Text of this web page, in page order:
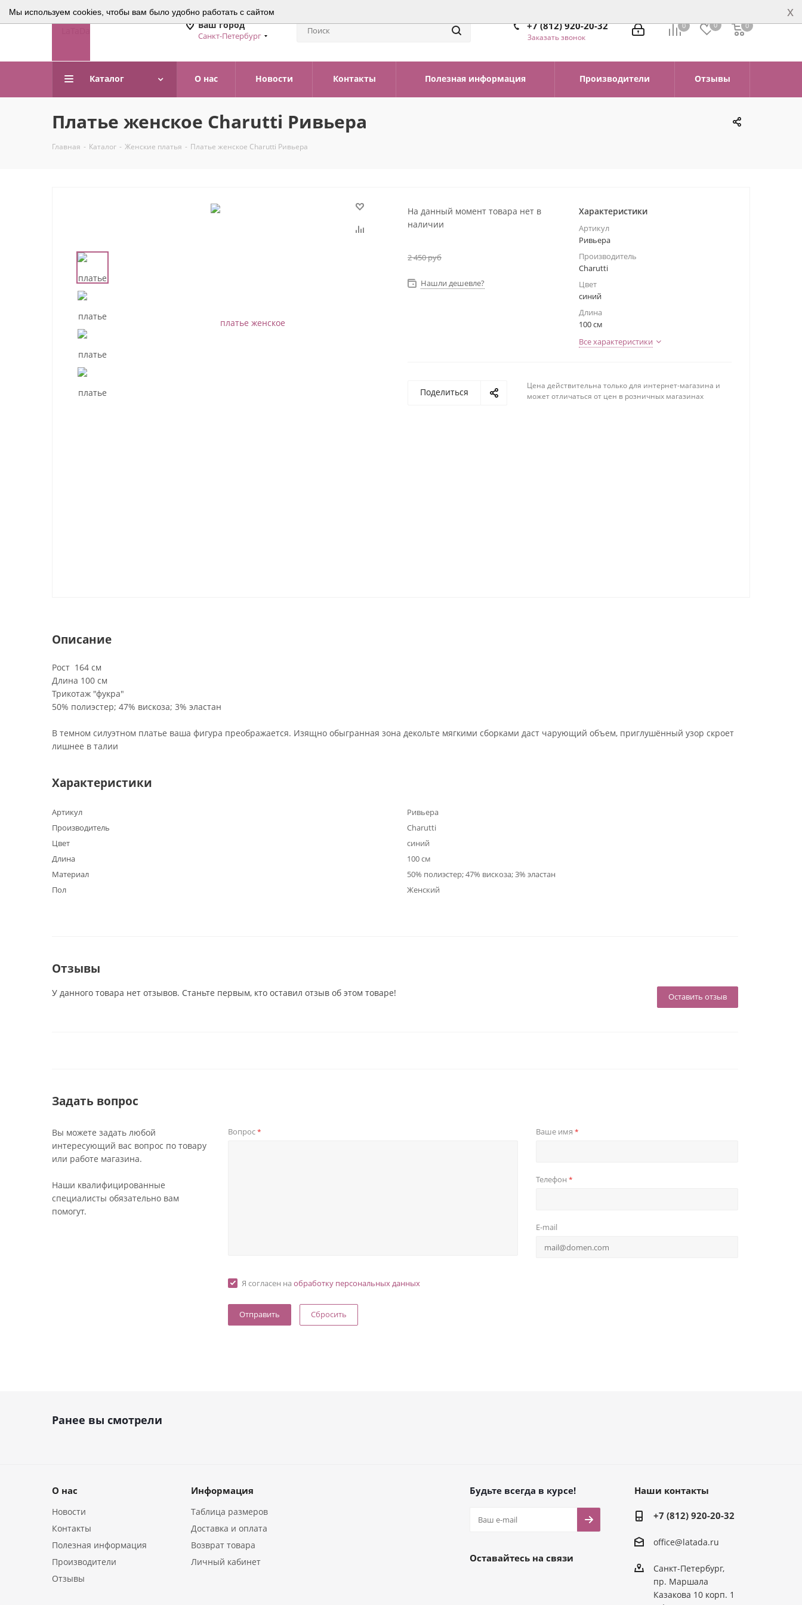
Мы используем cookies, чтобы вам было удобно работать с сайтом x
Ваш город
Санкт-Петербург
0 0 0
0
+7 (812) 920-20-32
Заказать звонок
Каталог О нас Новости Контакты Полезная информация Производители Отзывы
Платье женское Charutti Ривьера
Главная - Каталог - Женские платья - Платье женское Charutti Ривьера
На данный момент товара нет в
наличии
2 450руб
Нашли дешевле?
Характеристики
Артикул
Ривьера
Производитель
Charutti
Цвет
синий
Длина
100 см
Все характеристики
Поделиться
Цена действительна только для интернет-магазина и
может отличаться от цен в розничных магазинах
Описание
Рост 164 см
Длина 100 см
Трикотаж "фукра"
50% полиэстер; 47% вискоза; 3% эластан
В темном силуэтном платье ваша фигура преображается. Изящно обыгранная зона декольте мягкими сборками даст чарующий объем, приглушённый узор скроет
лишнее в талии
Характеристики
Артикул
Ривьера
Производитель
Charutti
Цвет
синий
Длина
100 см
Материал
50% полиэстер; 47% вискоза; 3% эластан
Пол
Женский
Отзывы
Оставить отзыв
У данного товара нет отзывов. Станьте первым, кто оставил отзыв об этом товаре!
Задать вопрос
Вы можете задать любой
интересующий вас вопрос по товару
или работе магазина.
Наши квалифицированные
специалисты обязательно вам
помогут.
Вопрос* Ваше имя*
Телефон*
E-mail
Я согласен на обработку персональных данных
Сбросить
Ранее вы смотрели
О нас
Новости
Контакты
Полезная информация
Производители
Отзывы
Информация
Таблица размеров
Доставка и оплата
Возврат товара
Личный кабинет
Будьте всегда в курсе!
Оставайтесь на связи
Наши контакты
+7 (812) 920-20-32
office@latada.ru
Санкт-Петербург,
пр. Маршала
Казакова 10 корп. 1